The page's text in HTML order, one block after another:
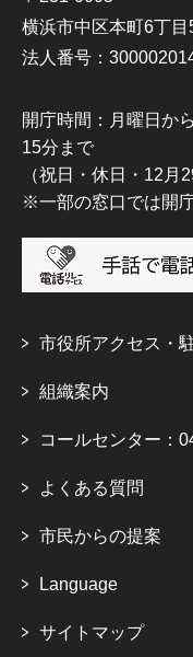
横浜市中区本町6丁
法人番号：
開庁時間：月曜日か
15分まで
（祝日・休日・12月
※一部の窓口では開
市役所アクセス・
組織案内
コールセンター：
よくある質問
市民からの提案
Language
サイトマップ